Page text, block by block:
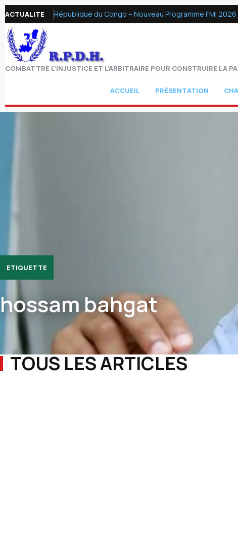
ACTUALITE République du Congo – Nouveau Programme FMI
COMBATTRE L’INJUSTICE ET L’ARBITRAIRE POUR CONSTRUIRE LA
ACCUEIL PRÉSENTATION
ETIQUETTE
hossam bahgat
TOUS LES ARTICLES